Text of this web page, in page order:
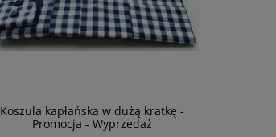
Koszula kapłańska w dużą kratkę -
Promocja - Wyprzedaż